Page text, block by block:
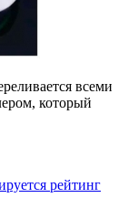
всеми
который
рейтинг